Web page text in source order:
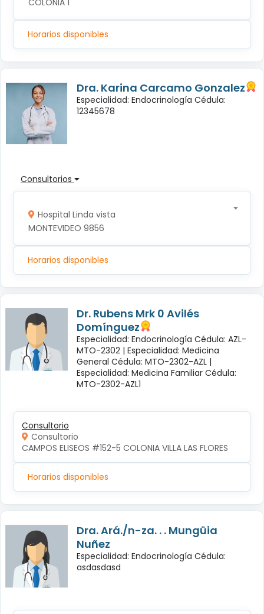
COLONIA 1
Horarios disponibles
Dra. Karina Carcamo Gonzalez
Especialidad: Endocrinología Cédula:
12345678
Consultorios
Hospital Linda vista
MONTEVIDEO 9856
Horarios disponibles
Dr. Rubens Mrk 0 Avilés
Domínguez
Especialidad: Endocrinología Cédula: AZL-
MTO-2302 | Especialidad: Medicina
General Cédula: MTO-2302-AZL |
Especialidad: Medicina Familiar Cédula:
MTO-2302-AZL1
Consultorio
Consultorio
CAMPOS ELISEOS #152-5 COLONIA VILLA LAS FLORES
Horarios disponibles
Dra. Ará./n-za. . . Mungüia
Nuñez
Especialidad: Endocrinología Cédula:
asdasdasd